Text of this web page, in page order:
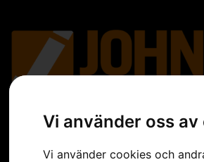
Vi använder oss
Vi använder cookies och